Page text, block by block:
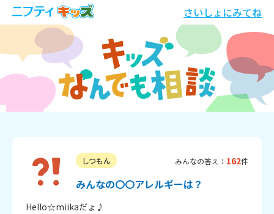
さいしょにみてね
しつもん みんなの答え： 162件
みんなの〇〇アレルギーは？
Hello☆miikaだょ♪